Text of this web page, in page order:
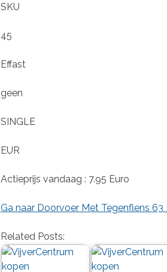
SKU
45
Effast
geen
SINGLE
EUR
Actieprijs vandaag : 7.95 Euro
Ga naar Doorvoer Met Tegenflens 63
Related Posts: